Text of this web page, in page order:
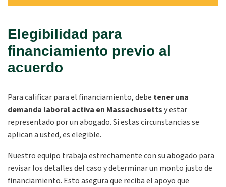
Elegibilidad para
financiamiento previo al
acuerdo
Para calificar para el financiamiento, debe tener una
demanda laboral activa en Massachusettsy estar
representado por un abogado. Si estas circunstancias se
aplican a usted, es elegible.
Nuestro equipo trabaja estrechamente con su abogado para
revisar los detalles del caso y determinar un monto justo de
financiamiento. Esto asegura que reciba el apoyo que